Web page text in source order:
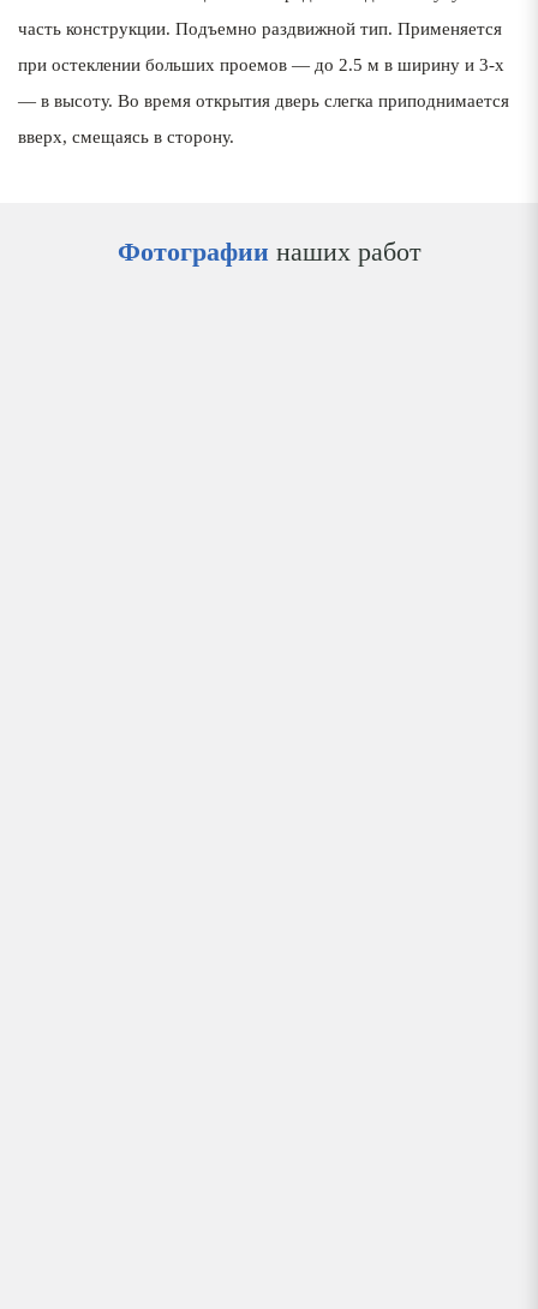
Фотографии наших работ
часть конструкции. Подъемно раздвижной тип. Применяется
при остеклении больших проемов — до 2.5 м в ширину и 3-х
— в высоту. Во время открытия дверь слегка приподнимается
вверх, смещаясь в сторону.